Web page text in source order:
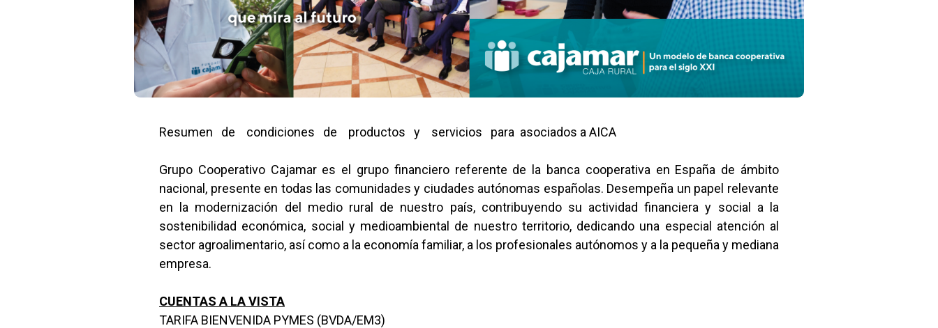
Resumen de condiciones de productos y servicios para asociados a AICA
Grupo Cooperativo Cajamar es el grupo financiero referente de la banca cooperativa en España de ámbito
nacional, presente en todas las comunidades y ciudades autónomas españolas. Desempeña un papel relevante
en la modernización del medio rural de nuestro país, contribuyendo su actividad financiera y social a la
sostenibilidad económica, social y medioambiental de nuestro territorio, dedicando una especial atención al
sector agroalimentario, así como a la economía familiar, a los profesionales autónomos y a la pequeña y mediana
empresa.
CUENTAS A LA VISTA
TARIFA BIENVENIDA PYMES (BVDA/EM3)